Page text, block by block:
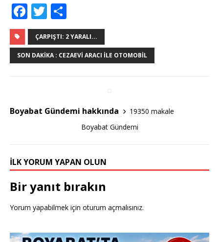
F
a
c
e
o
k
T
w
it
te
h
ar
e
ÇARPIŞTI: 2 YARALI...
SON DAKIKA : CEZAEVI ARACI ILE OTOMOBIL
Boyabat Gündemi hakkında
19350 makale
Boyabat Gündemi
İLK YORUM YAPAN OLUN
Bir yanıt bırakın
Yorum yapabilmek için oturum açmalısınız.